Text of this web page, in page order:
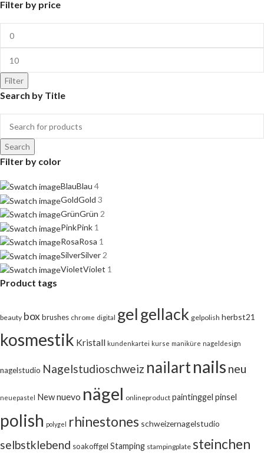
Filter by price
Filter
Search by Title
Search
Filter by color
BlauBlau 4
GoldGold 3
GrünGrün 2
PinkPink 1
RosaRosa 1
SilverSilver 2
VioletViolet 1
Product tags
beauty boxbrushes chrome digital gelgellack gelpolish herbst21
kosmestik Kristall kundenkartei kurse maniküre nageldesign
nagelstudio Nagelstudioschweiz nailartnails neu
neuepastel Newnuevo nägel onlineproduct paintinggel pinsel
polish polygel rhinestones schweizernagelstudio
selbstklebend soakoffgel Stamping stampingplate steinchen